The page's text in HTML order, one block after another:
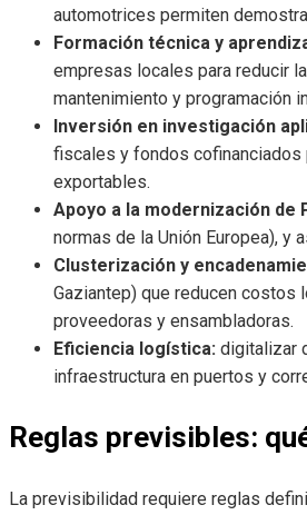
automotrices permiten
Formación técnica y
empresas locales para reducir
mantenimiento y programación
Inversión en investigación
fiscales y fondos cofinanciados
exportables.
Apoyo a la modernización de
normas de la Unión Europea), y
Clusterización y
Gaziantep) que reducen
proveedoras y ensambladoras.
Eficiencia logística: digitalizar
infraestructura en puertos y
Reglas previsibles:
La previsibilidad requiere reglas